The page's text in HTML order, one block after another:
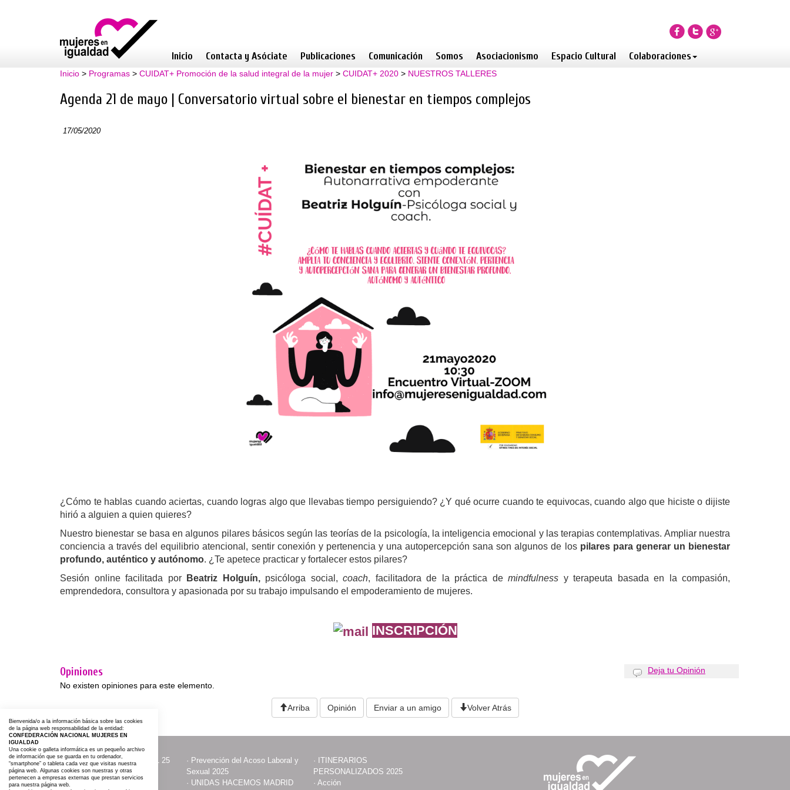
Inicio Contacta y Asóciate Publicaciones Comunicación Somos Asociacionismo Espacio Cultural Colaboraciones
Inicio > Programas > CUIDAT+ Promoción de la salud integral de la mujer > CUIDAT+ 2020 > NUESTROS TALLERES
Agenda 21 de mayo | Conversatorio virtual sobre el bienestar en tiempos complejos
17/05/2020
¿Cómo te hablas cuando aciertas, cuando logras algo que llevabas tiempo persiguiendo? ¿Y qué ocurre cuando te equivocas, cuando algo que hiciste o dijiste
hirió a alguien a quien quieres?
Nuestro bienestar se basa en algunos pilares básicos según las teorías de la psicología, la inteligencia emocional y las terapias contemplativas. Ampliar nuestra
conciencia a través del equilibrio atencional, sentir conexión y pertenencia y una autopercepción sana son algunos de lospilares para generar un bienestar
profundo, auténtico y autónomo. ¿Te apetece practicar y fortalecer estos pilares?
Sesión online facilitada por
Beatriz Holguín,psicóloga social, coach, facilitadora de la práctica de mindfulness y terapeuta basada en la compasión,
emprendedora, consultora y apasionada por su trabajo impulsando el empoderamiento de mujeres.
INSCRIPCIÓN
Opiniones
Deja tu Opinión
No existen opiniones para este elemento.
Arriba Opinión Enviar a un amigo Volver Atrás
· ACTOS CON MOTIVO DEL 25
NOVIEMBRE
· Prevención del Acoso Laboral y
Sexual 2025
· ITINERARIOS
PERSONALIZADOS 2025
·Contacta y Asóciate · UNIDAS HACEMOS MADRID
· Acción
Bienvenida/o a la información básica sobre las cookies
de la página web responsabilidad de la entidad:
CONFEDERACIÓN NACIONAL MUJERES EN
IGUALDAD
Una cookie o galleta informática es un pequeño archivo
de información que se guarda en tu ordenador,
“smartphone” o tableta cada vez que visitas nuestra
página web. Algunas cookies son nuestras y otras
pertenecen a empresas externas que prestan servicios
para nuestra página web.